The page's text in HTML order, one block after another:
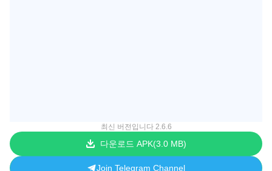
최신 버전입니다 2.6.6
다운로드 APK 3.0 MB
Join Telegram Channel